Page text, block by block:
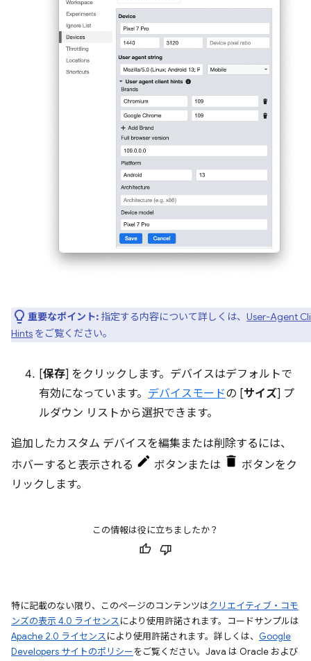
重要なポイント: 指定する内容について詳しくは、 User-Agent
Hints をご覧ください。
[保存] をクリックします。デバイスはデフォルトで
有効になっています。 デバイスモードの [サイズ] プ
ルダウン リストから選択できます。
追加したカスタム デバイスを編集または削除するには、
ホバーすると表示される
ボタンまたは
ボタンをク
リックします。
この情報は役に立ちましたか？
特に記載のない限り、このページのコンテンツはクリエイティブ・コモ
ンズの表示 4.0 ライセンスにより使用許諾されます。コードサンプルは
Apache 2.0 ライセンスにより使用許諾されます。詳しくは、 Google
Developers サイトのポリシーをご覧ください。Java は Oracle および